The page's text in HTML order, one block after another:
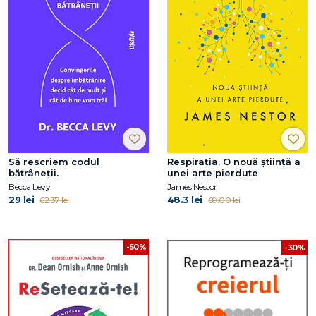
Să rescriem codul
bătrâneții.
Becca Levy
29 lei 62.37 lei
Respirația. O nouă știință a
unei arte pierdute
James Nestor
48.3 lei 69.00 lei
-50% -30%